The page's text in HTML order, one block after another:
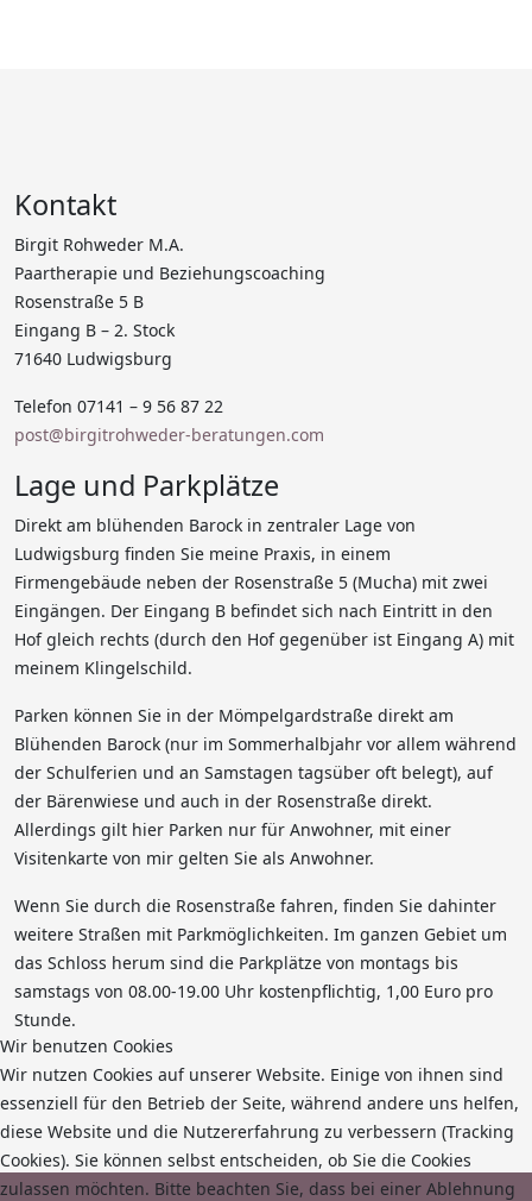
Kontakt
Birgit Rohweder M.A.
Paartherapie und Beziehungscoaching
Rosenstraße 5 B
Eingang B – 2. Stock
71640 Ludwigsburg
Telefon 07141 – 9 56 87 22
post@birgitrohweder-beratungen.com
Lage und Parkplätze
Direkt am blühenden Barock in zentraler Lage von
Ludwigsburg finden Sie meine Praxis, in einem
Firmengebäude neben der Rosenstraße 5 (Mucha) mit zwei
Eingängen. Der Eingang B befindet sich nach Eintritt in den
Hof gleich rechts (durch den Hof gegenüber ist Eingang A) mit
meinem Klingelschild.
Parken können Sie in der Mömpelgardstraße direkt am
Blühenden Barock (nur im Sommerhalbjahr vor allem während
der Schulferien und an Samstagen tagsüber oft belegt), auf
der Bärenwiese und auch in der Rosenstraße direkt.
Allerdings gilt hier Parken nur für Anwohner, mit einer
Visitenkarte von mir gelten Sie als Anwohner.
Wenn Sie durch die Rosenstraße fahren, finden Sie dahinter
weitere Straßen mit Parkmöglichkeiten. Im ganzen Gebiet um
das Schloss herum sind die Parkplätze von montags bis
samstags von 08.00-19.00 Uhr kostenpflichtig, 1,00 Euro pro
Stunde.
Wir benutzen Cookies
Wir nutzen Cookies auf unserer Website. Einige von ihnen sind
essenziell für den Betrieb der Seite, während andere uns helfen,
diese Website und die Nutzererfahrung zu verbessern (Tracking
Cookies). Sie können selbst entscheiden, ob Sie die Cookies
zulassen möchten. Bitte beachten Sie, dass bei einer Ablehnung